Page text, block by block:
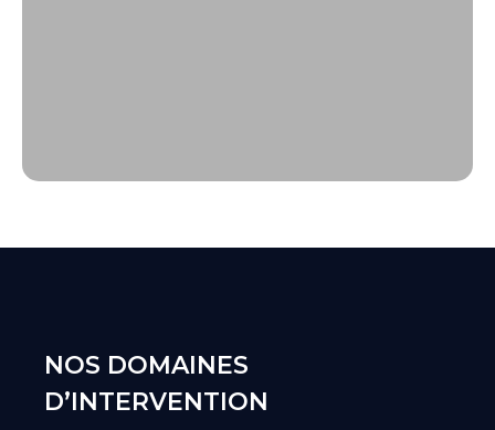
NOS DOMAINES
D’INTERVENTION